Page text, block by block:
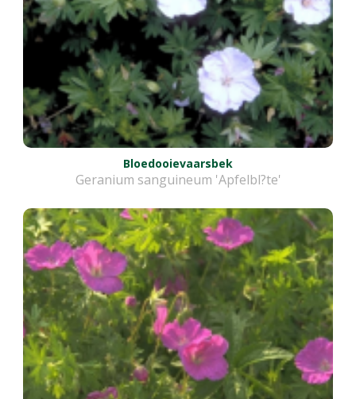
Bloedooievaarsbek
Geranium sanguineum 'Apfelbl?te'